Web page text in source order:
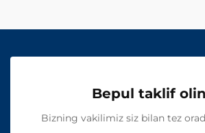
Bepul taklif
Bizning vakilimiz siz bilan tez